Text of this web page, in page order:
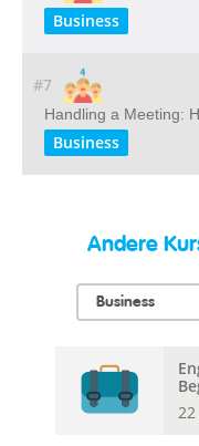
Business
#7
Handling a Meeting:
Business
Andere